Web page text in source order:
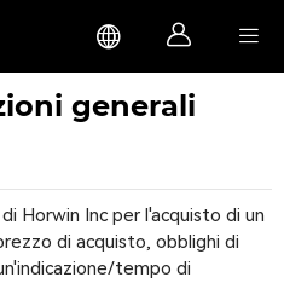
  
generali
Horwin Inc per l'acquisto di un
di acquisto, obblighi di
tempo di